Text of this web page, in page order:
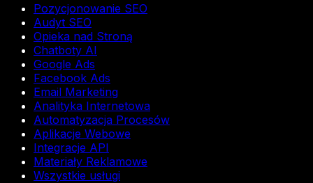
Pozycjonowanie SEO
Audyt SEO
Opieka nad Stroną
Chatboty AI
Google Ads
Facebook Ads
Email Marketing
Analityka Internetowa
Automatyzacja Procesów
Aplikacje Webowe
Integracje API
Materiały Reklamowe
Wszystkie usługi